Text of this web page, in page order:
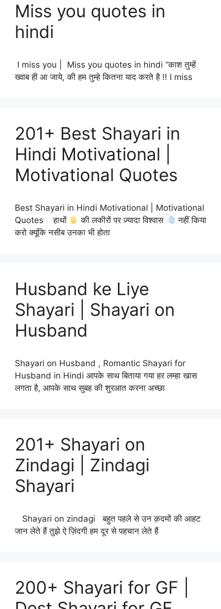
Miss you quotes in
hindi
I miss you | Miss you quotes in hindi “काश तुम्हें
ख्वाब ही आ जाये, की हम तुम्हे कितना याद करते है !! I miss
201+ Best Shayari in
Hindi Motivational |
Motivational Quotes
Best Shayari in Hindi Motivational | Motivational
Quotes हाथों
की लकीरों पर ज़्यादा विश्वास
नहीं किया
करो क्यूंकि नसीब उनका भी होता
Husband ke Liye
Shayari | Shayari on
Husband
Shayari on Husband , Romantic Shayari for
Husband in Hindi आपके साथ बिताया गया हर लम्हा खास
लगता है, आपके साथ सुबह की शुरआत करना अच्छा
201+ Shayari on
Zindagi | Zindagi
Shayari
Shayari on zindagi बहुत पहले से उन क़दमों की आहट
जान लेते हैं तुझे ऐ ज़िंदगी हम दूर से पहचान लेते हैं
200+ Shayari for GF |